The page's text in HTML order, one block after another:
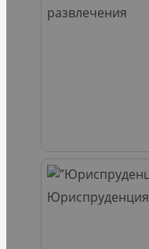
развлечения
Юриспруденция